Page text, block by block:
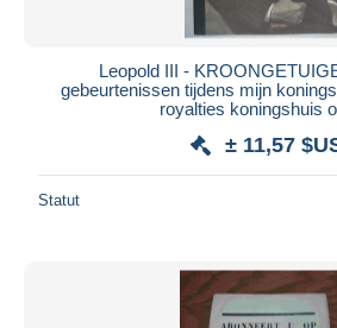
Leopold III -
gebeurtenissen tijdens mijn
royalties koningshuis
± 11,57
Statut